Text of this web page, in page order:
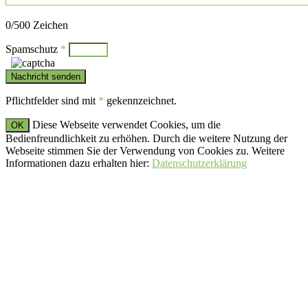
0/500 Zeichen
Spamschutz *
Pflichtfelder sind mit * gekennzeichnet.
OK
Diese Webseite verwendet Cookies, um die
Bedienfreundlichkeit zu erhöhen. Durch die weitere Nutzung der
Webseite stimmen Sie der Verwendung von Cookies zu. Weitere
Informationen dazu erhalten hier: Datenschutzerklärung